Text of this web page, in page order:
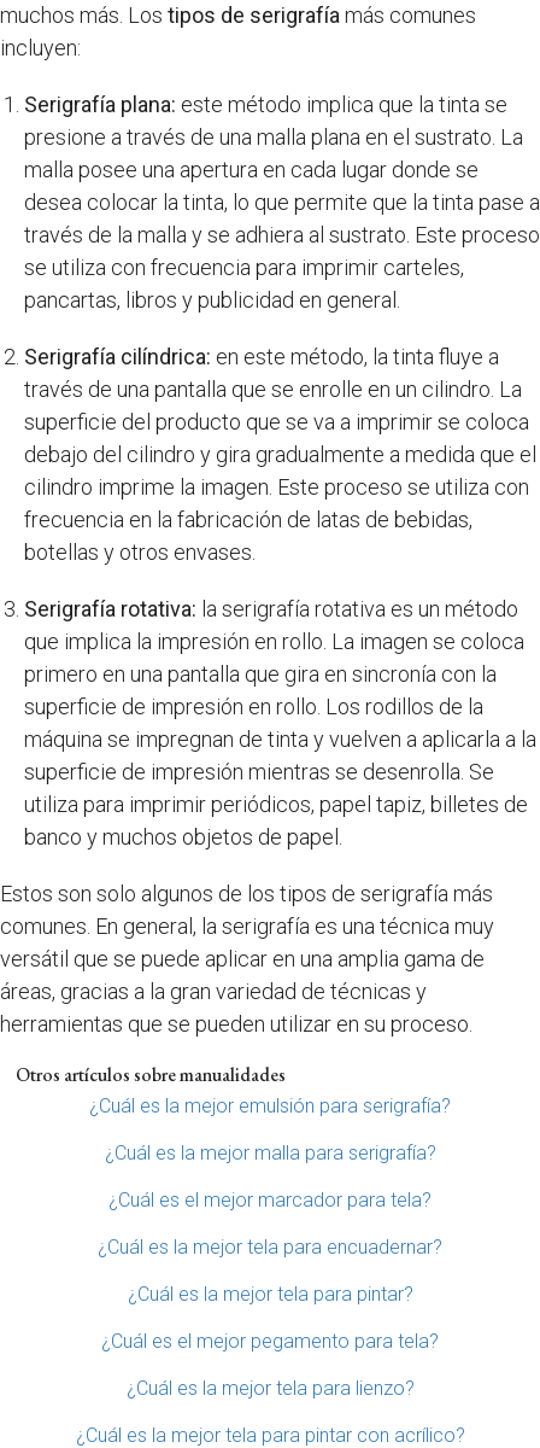
muchos más. Los tipos de serigrafía más comunes
incluyen:
Serigrafía plana: este método implica que la tinta se
presione a través de una malla plana en el sustrato. La
malla posee una apertura en cada lugar donde se
desea colocar la tinta, lo que permite que la tinta pase a
través de la malla y se adhiera al sustrato. Este proceso
se utiliza con frecuencia para imprimir carteles,
pancartas, libros y publicidad en general.
Serigrafía cilíndrica: en este método, la tinta fluye a
través de una pantalla que se enrolle en un cilindro. La
superficie del producto que se va a imprimir se coloca
debajo del cilindro y gira gradualmente a medida que el
cilindro imprime la imagen. Este proceso se utiliza con
frecuencia en la fabricación de latas de bebidas,
botellas y otros envases.
Serigrafía rotativa: la serigrafía rotativa es un método
que implica la impresión en rollo. La imagen se coloca
primero en una pantalla que gira en sincronía con la
superficie de impresión en rollo. Los rodillos de la
máquina se impregnan de tinta y vuelven a aplicarla a la
superficie de impresión mientras se desenrolla. Se
utiliza para imprimir periódicos, papel tapiz, billetes de
banco y muchos objetos de papel.
Estos son solo algunos de los tipos de serigrafía más
comunes. En general, la serigrafía es una técnica muy
versátil que se puede aplicar en una amplia gama de
áreas, gracias a la gran variedad de técnicas y
herramientas que se pueden utilizar en su proceso.
Otros artículos sobre manualidades
¿Cuál es la mejor emulsión para serigrafía?
¿Cuál es la mejor malla para serigrafía?
¿Cuál es el mejor marcador para tela?
¿Cuál es la mejor tela para encuadernar?
¿Cuál es la mejor tela para pintar?
¿Cuál es el mejor pegamento para tela?
¿Cuál es la mejor tela para lienzo?
¿Cuál es la mejor tela para pintar con acrílico?